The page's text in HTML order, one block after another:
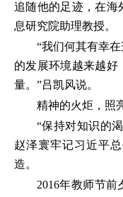
追随他的足迹，在海
息研究院助理教授。
“我们何其有幸
的发展环境越来越好
量。”吕凯风说。
精神的火炬，照
“保持对知识的
赵泽寰牢记习近平
造。
2016年教师节